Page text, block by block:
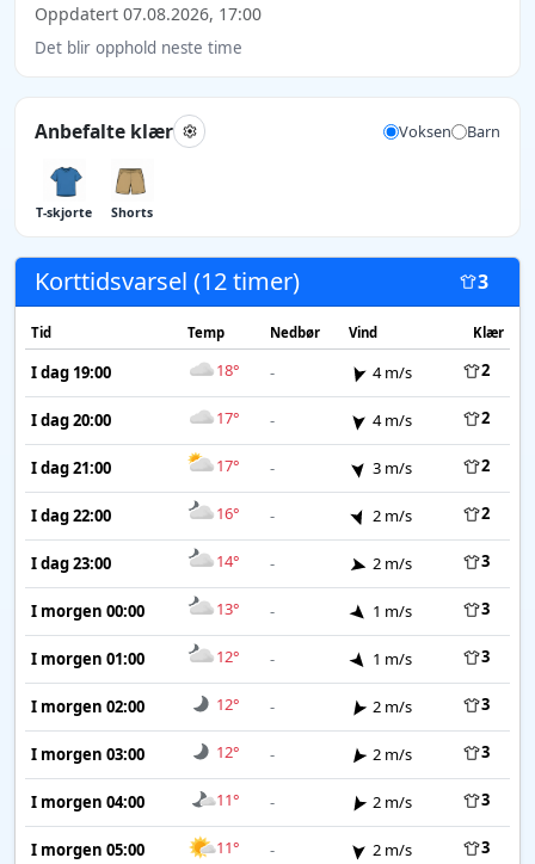
Oppdatert 07.08.2026, 17:00
Det blir opphold neste time
Anbefalte klær Voksen Barn
T-skjorte Shorts
Korttidsvarsel (12 timer) 3
Tid Temp Nedbør Vind Klær
I dag 19:00 18° - 4 m/s 2
I dag 20:00 17° - 4 m/s 2
I dag 21:00 17° - 3 m/s 2
I dag 22:00 16° - 2 m/s 2
I dag 23:00 14° - 2 m/s 3
I morgen 00:00 13° - 1 m/s 3
I morgen 01:00 12° - 1 m/s 3
I morgen 02:00 12° - 2 m/s 3
I morgen 03:00 12° - 2 m/s 3
I morgen 04:00 11° - 2 m/s 3
I morgen 05:00 11° - 2 m/s 3